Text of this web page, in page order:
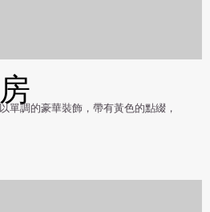
單調的豪華裝飾，帶有黃色的點綴，